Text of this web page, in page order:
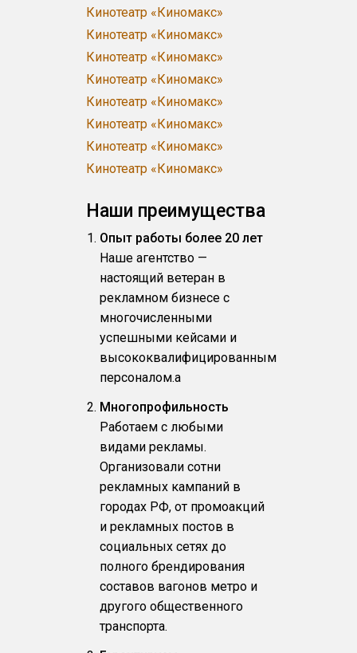
Кинотеатр «Киномакс»
Кинотеатр «Киномакс»
Кинотеатр «Киномакс»
Кинотеатр «Киномакс»
Кинотеатр «Киномакс»
Кинотеатр «Киномакс»
Кинотеатр «Киномакс»
Кинотеатр «Киномакс»
Наши преимущества
Опыт работы более 20 лет
Наше агентство —
настоящий ветеран в
рекламном бизнесе с
многочисленными
успешными кейсами и
высококвалифицированным
персоналом.a
Многопрофильность
Работаем с любыми
видами рекламы.
Организовали сотни
рекламных кампаний в
городах РФ, от промоакций
и рекламных постов в
социальных сетях до
полного брендирования
составов вагонов метро и
другого общественного
транспорта.